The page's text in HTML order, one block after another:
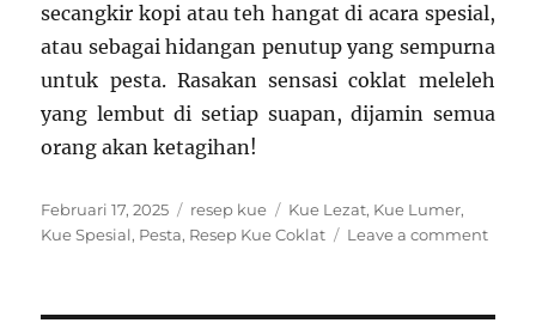
secangkir kopi atau teh hangat di acara spesial,
atau sebagai hidangan penutup yang sempurna
untuk pesta. Rasakan sensasi coklat meleleh
yang lembut di setiap suapan, dijamin semua
orang akan ketagihan!
Posted
on
Februari 17, 2025 Categories
resep kue Tags
Kue Lezat, Kue Lumer,
Kue Spesial, Pesta, Resep Kue Coklat Leave a commenton